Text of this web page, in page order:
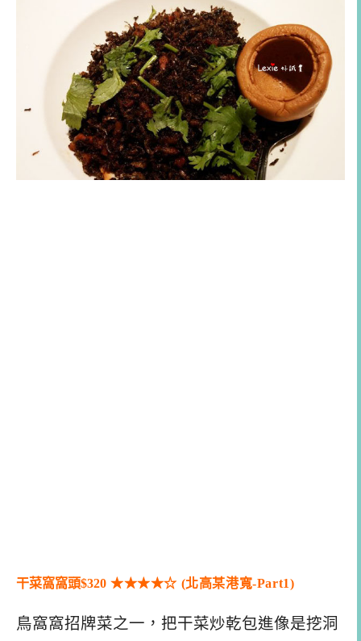
干菜窩窩頭$320 ★★★★☆ (北高某港寬-Part1)
鳥窩窩招牌菜之一，把干菜炒乾包進像是挖洞